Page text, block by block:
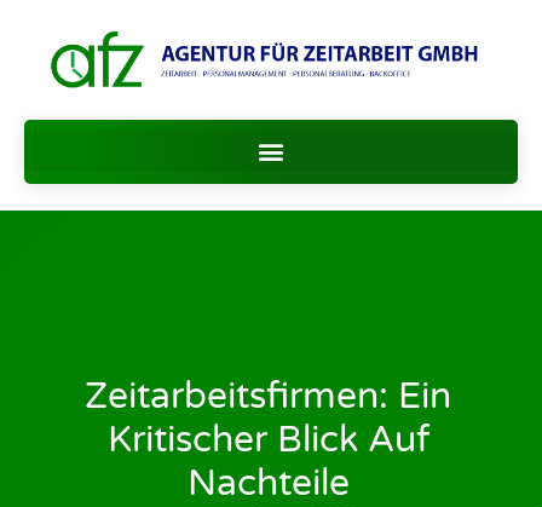
Zeitarbeitsfirmen: Ein
Kritischer Blick Auf
Nachteile